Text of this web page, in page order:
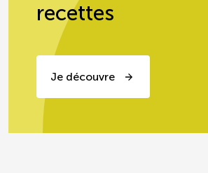
recettes
Je découvre